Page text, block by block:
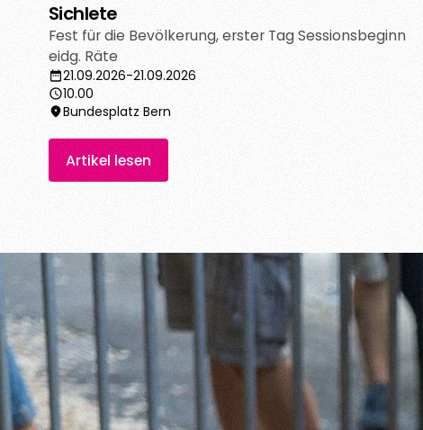
Artikel lesen
Sichlete
Fest für die Bevölkerung, erster Tag Sessionsbeginn
eidg. Räte
21.09.2026-21.09.2026
10.00
Bundesplatz Bern
Artikel lesen
Artikel lesen